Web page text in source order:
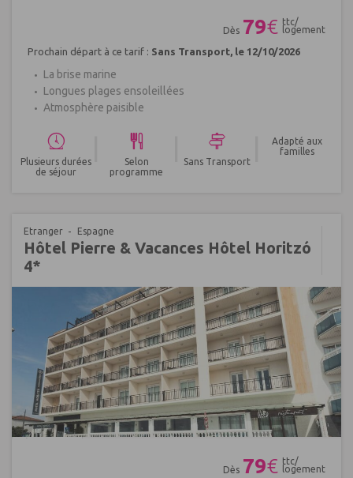
Dès 79€ ttc/
logement
Prochain départ à ce tarif : Sans Transport, le 12/10/2026
La brise marine
Longues plages ensoleillées
Atmosphère paisible
Plusieurs durées
de séjour
Selon
programme
Sans Transport
Adapté aux
familles
Etranger Espagne
Hôtel Pierre & Vacances Hôtel Horitzó
4*
Dès 79€ ttc/
logement